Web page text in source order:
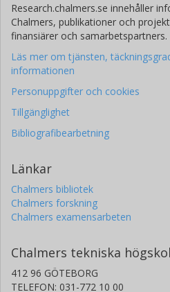
Research.chalmers.se innehåller
Chalmers, publikationer och
finansiärer och samarbetspartners.
Läs mer om tjänsten,
informationen
Personuppgifter och cookies
Tillgänglighet
Bibliografibearbetning
Länkar
Chalmers bibliotek
Chalmers forskning
Chalmers examensarbeten
Chalmers tekniska
412 96 GÖTEBORG
TELEFON: 031-772 10 00